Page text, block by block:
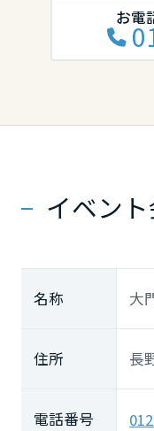
お電
イベン
名称 大
住所 長
電話番号